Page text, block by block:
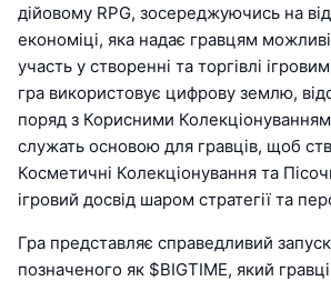
дійовому RPG, зосереджуючись на
економіці, яка надає гравцям
участь у створенні та торгівлі
гра використовує цифрову землю,
поряд з Корисними
служать основою для гравців, щоб
Косметичні Колекціонування та
ігровий досвід шаром стратегії та
Гра представляє справедливий
позначеного як $BIGTIME, який